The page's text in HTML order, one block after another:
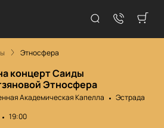
Этносфера
концерт Саиды
Этносфера
Академическая Капелла
Эстрада
19:00